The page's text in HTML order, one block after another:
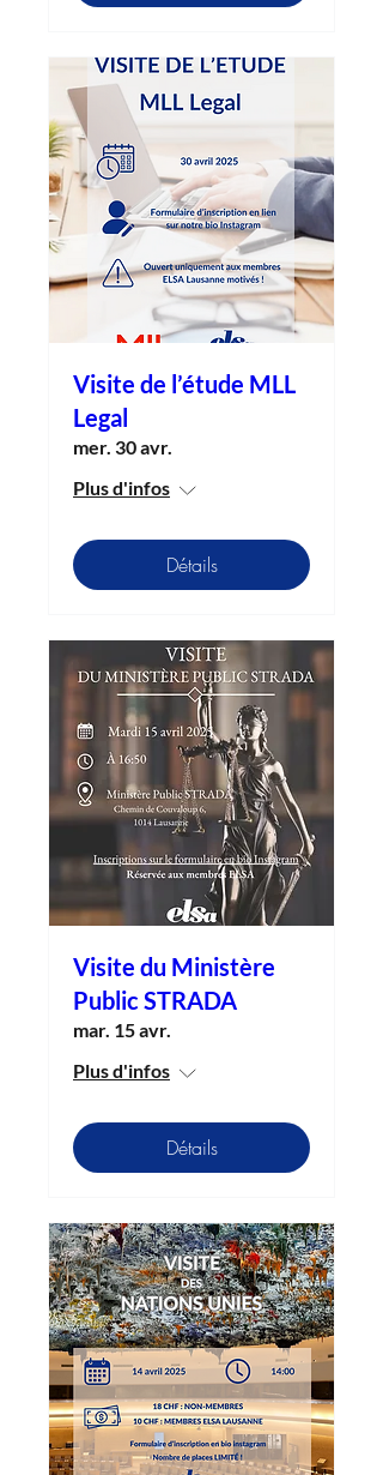
Visite de l’étude MLL
Legal
mer. 30 avr.
Plus d'infos
Détails
Visite du Ministère
Public STRADA
mar. 15 avr.
Plus d'infos
Détails